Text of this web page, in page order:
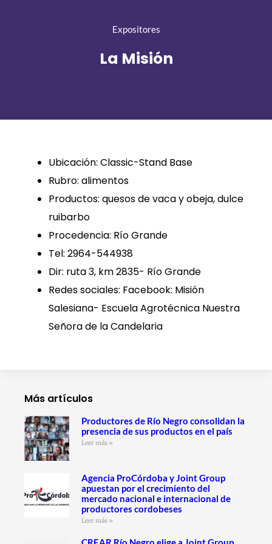
Expositores
La Misión
Ubicación: Classic-Stand Base
Rubro: alimentos
Productos: quesos de vaca y obeja, dulce
ruibarbo
Procedencia: Río Grande
Tel: 2964-544938
Dir: ruta 3, km 2835- Río Grande
Redes sociales: Facebook: Misión
Salesiana- Escuela Agrotécnica Nuestra
Señora de la Candelaria
Más artículos
Productores de Río Negro consolidan la
presencia de sus productos en el país
Leer más »
Agencia ProCórdoba y Joint Group
apuestan por el crecimiento del
mercado nacional e internacional de
productores cordobeses
Leer más »